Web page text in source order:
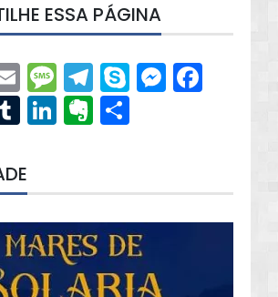
ESSA PÁGINA
EmailMessage
Telegram
Skype
Tumblr
LinkedIn
Evernote